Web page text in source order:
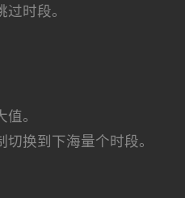
时段。
。
换到下海量个时段。